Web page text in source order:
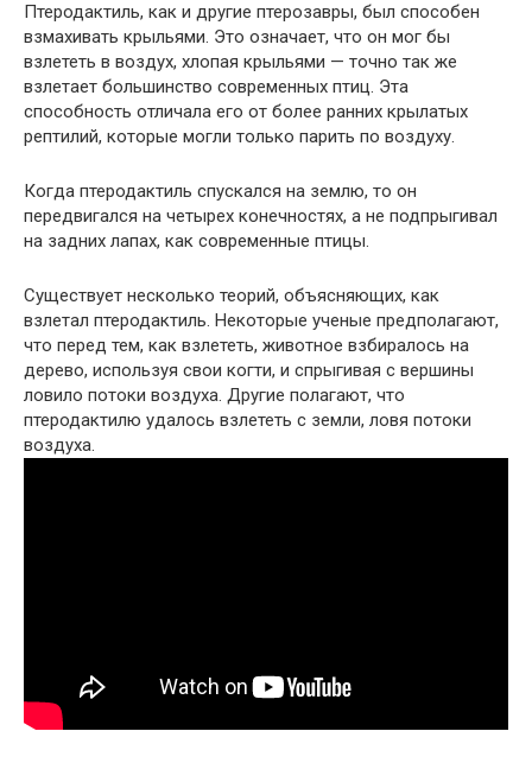
Птеродактиль, как и другие птерозавры, был способен
взмахивать крыльями. Это означает, что он мог бы
взлететь в воздух, хлопая крыльями — точно так же
взлетает большинство современных птиц. Эта
способность отличала его от более ранних крылатых
рептилий, которые могли только парить по воздуху.
Когда птеродактиль спускался на землю, то он
передвигался на четырех конечностях, а не подпрыгивал
на задних лапах, как современные птицы.
Существует несколько теорий, объясняющих, как
взлетал птеродактиль. Некоторые ученые предполагают,
что перед тем, как взлететь, животное взбиралось на
дерево, используя свои когти, и спрыгивая с вершины
ловило потоки воздуха. Другие полагают, что
птеродактилю удалось взлететь с земли, ловя потоки
воздуха.